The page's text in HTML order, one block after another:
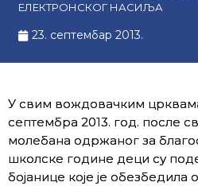
ЕЛЕКТРОНСКОГ НАСИЉА
23. септембар 2013.
У свим вождовачким
септембра 2013. год. после
молебана одржаног за
школске године деци су
бојанице које је